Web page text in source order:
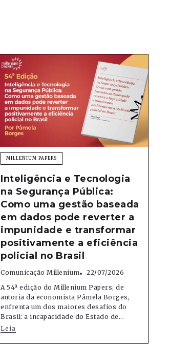
MILLENIUM PAPERS
Inteligência e Tecnologia
na Segurança Pública:
Como uma gestão baseada
em dados pode reverter a
impunidade e transformar
positivamente a eficiência
policial no Brasil
Comunicação Millenium
22/07/2026
A 54ª edição do Millenium Papers, de
autoria da economista Pâmela Borges,
enfrenta um dos maiores desafios do
Brasil: a incapacidade do Estado de...
Leia